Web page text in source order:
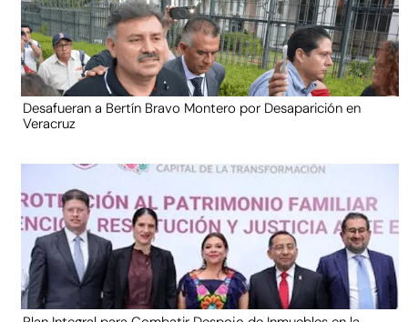
Desafueran a Bertín Bravo Montero por Desaparición en
Veracruz